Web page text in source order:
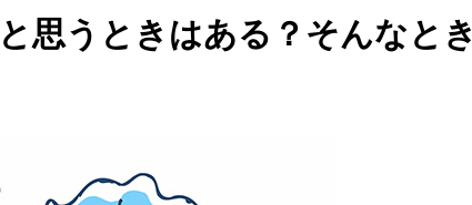
思うときはある？そんなとき